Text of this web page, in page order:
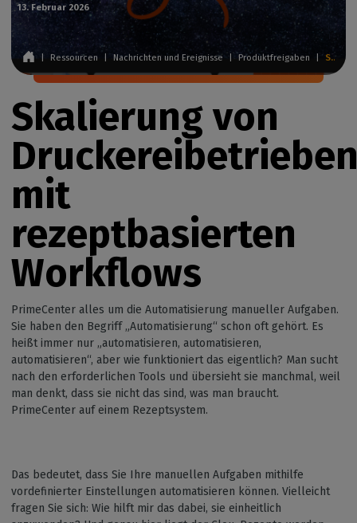
13. Februar 2026
Ressourcen Nachrichten und Ereignisse Produktfreigaben Skalierung des Druckereibetriebs
Skalierung von
mit
rezeptbasierten
Workflows
PrimeCenter alles um die Automatisierung manueller Aufgaben.
Sie haben den Begriff „Automatisierung“ schon oft gehört. Es
heißt immer nur „automatisieren, automatisieren,
automatisieren“, aber wie funktioniert das eigentlich? Man sucht
nach den erforderlichen Tools und übersieht sie manchmal, weil
man denkt, dass sie nicht das sind, was man braucht.
PrimeCenter auf einem Rezeptsystem.
Das bedeutet, dass Sie Ihre manuellen Aufgaben mithilfe
vordefinierter Einstellungen automatisieren können. Vielleicht
fragen Sie sich: Wie hilft mir das dabei, sie einheitlich